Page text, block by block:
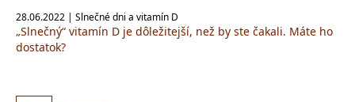
28.06.2022 | Slnečné dni a vitamín D
„Slnečný“ vitamín D je dôležitejší, než by ste čakali. Máte ho
dostatok?